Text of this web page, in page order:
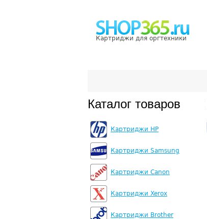
Картриджи для оргтехники
Каталог товаров
Картриджи HP
Картриджи Samsung
Картриджи Canon
Картриджи Xerox
Картриджи Brother